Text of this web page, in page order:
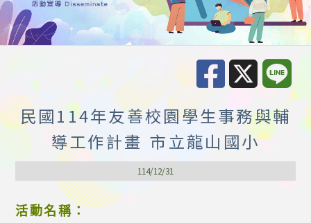
民國114年友善校園學生事務與輔
導工作計畫 市立龍山國小
114/12/31
活動名稱：